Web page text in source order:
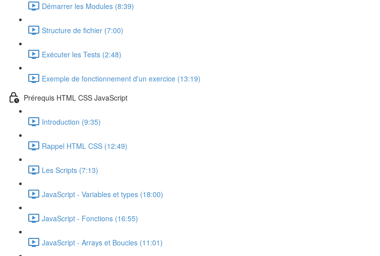
Démarrer les Modules (8:39)
Structure de fichier (7:00)
Exécuter les Tests (2:48)
Exemple de fonctionnement d'un exercice (13:19)
Prérequis HTML CSS JavaScript
Introduction (9:35)
Rappel HTML CSS (12:49)
Les Scripts (7:13)
JavaScript - Variables et types (18:00)
JavaScript - Fonctions (16:55)
JavaScript - Arrays et Boucles (11:01)